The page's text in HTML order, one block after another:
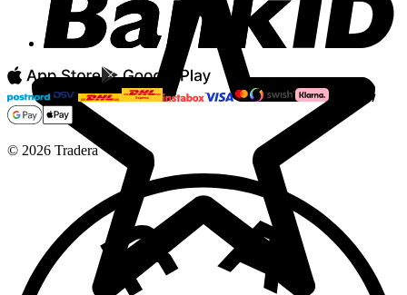
© 2026 Tradera